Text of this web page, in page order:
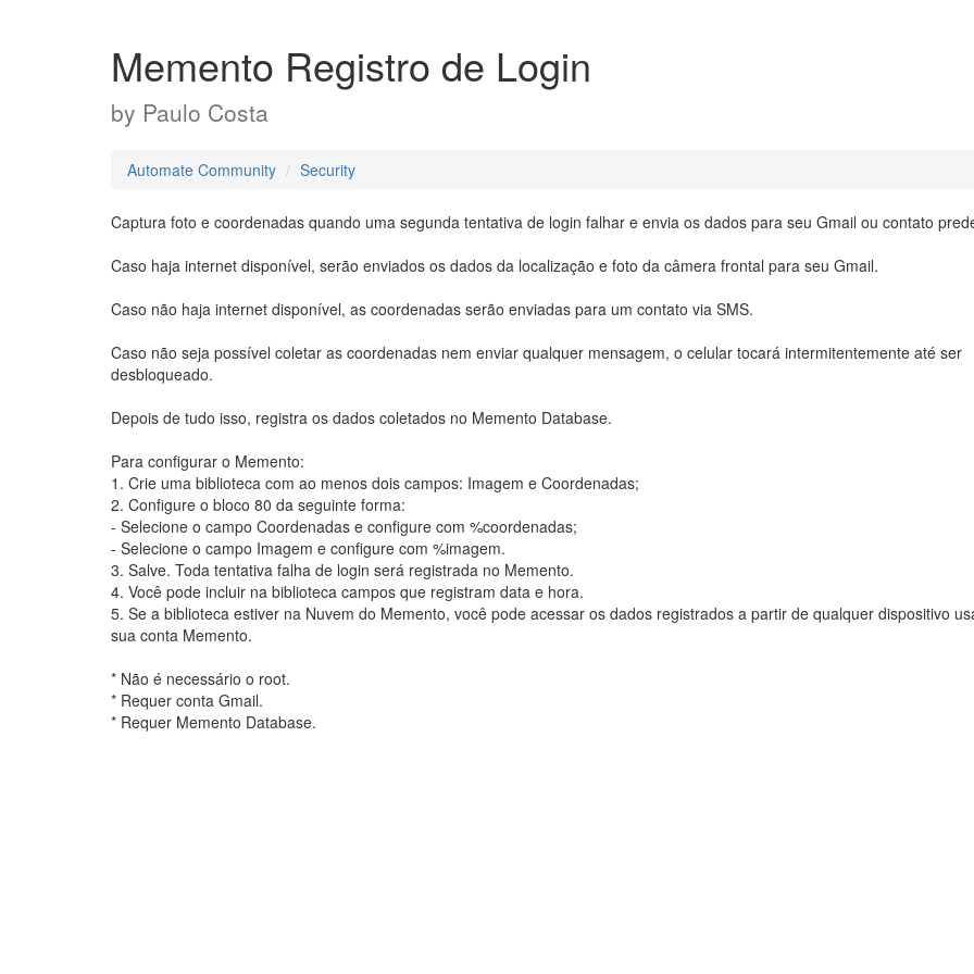
Memento Registro de Login
by Paulo Costa
Automate Community Security
Captura foto e coordenadas quando uma segunda tentativa de login falhar e envia os dados para seu Gmail ou contato
Caso haja internet disponível, serão enviados os dados da localização e foto da câmera frontal para seu Gmail.
Caso não haja internet disponível, as coordenadas serão enviadas para um contato via SMS.
Caso não seja possível coletar as coordenadas nem enviar qualquer mensagem, o celular tocará intermitentemente até ser
desbloqueado.
Depois de tudo isso, registra os dados coletados no Memento Database.
Para configurar o Memento:
1. Crie uma biblioteca com ao menos dois campos: Imagem e Coordenadas;
2. Configure o bloco 80 da seguinte forma:
- Selecione o campo Coordenadas e configure com %coordenadas;
- Selecione o campo Imagem e configure com %imagem.
3. Salve. Toda tentativa falha de login será registrada no Memento.
4. Você pode incluir na biblioteca campos que registram data e hora.
5. Se a biblioteca estiver na Nuvem do Memento, você pode acessar os dados registrados a partir de qualquer dispositivo
sua conta Memento.
* Não é necessário o root.
* Requer conta Gmail.
* Requer Memento Database.